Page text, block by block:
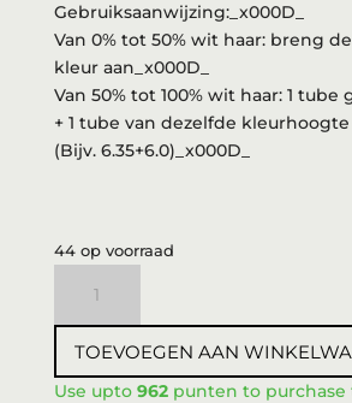
Gebruiksaanwijzing:_x000D_
Van 0% tot 50% wit haar: breng
kleur aan_x000D_
Van 50% tot 100% wit haar: 1
+ 1 tube van dezelfde
(Bijv. 6.35+6.0)_x000D_
44 op voorraad
7.64
100ml
aantal
TOEVOEGEN AAN
Use upto 962punten to purchase